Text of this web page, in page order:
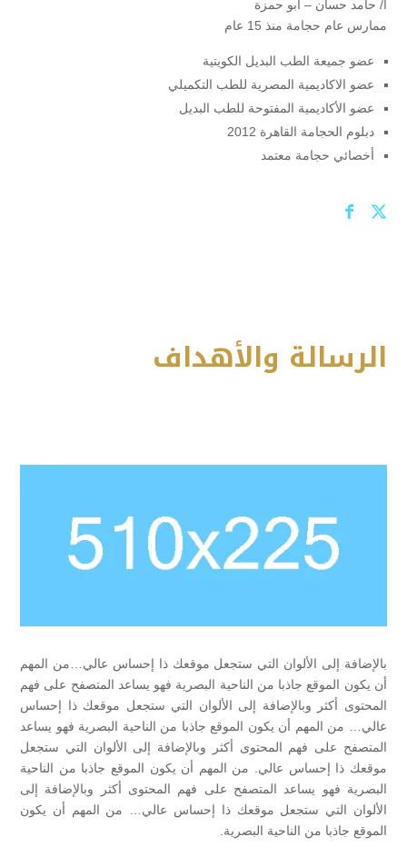
أ/ حامد حسان – أبو حمزة
ممارس عام حجامة منذ 15 عام
عضو جميعة الطب البديل الكويتية
عضو الاكاديمية المصرية للطب التكميلي
عضو الأكاديمية المفتوحة للطب البديل
دبلوم الحجامة القاهرة 2012
أخصائي حجامة معتمد
الرسالة والأهداف
بالإضافة إلى الألوان التي ستجعل موقعك ذا إحساس عالي…من المهم
أن يكون الموقع جاذبا من الناحية البصرية فهو يساعد المتصفح على فهم
المحتوى أكثر وبالإضافة إلى الألوان التي ستجعل موقعك ذا إحساس
عالي… من المهم أن يكون الموقع جاذبا من الناحية البصرية فهو يساعد
المتصفح على فهم المحتوى أكثر وبالإضافة إلى الألوان التي ستجعل
موقعك ذا إحساس عالي. من المهم أن يكون الموقع جاذبا من الناحية
البصرية فهو يساعد المتصفح على فهم المحتوى أكثر وبالإضافة إلى
الألوان التي ستجعل موقعك ذا إحساس عالي… من المهم أن يكون
الموقع جاذبا من الناحية البصرية.